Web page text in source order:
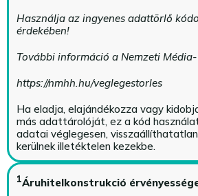
Használja az ingyenes adattörlő
érdekében!
További információ a Nemzeti
https://nmhh.hu/veglegestorles
Ha eladja, elajándékozza vagy
más adattárolóját, ez a kód
adatai véglegesen,
kerülnek illetéktelen kezekbe.
1Áruhitelkonstrukció